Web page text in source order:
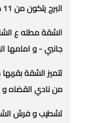
البرج يتكون من 11 دور - الشقة ف الدور العاشر
الشقة مطله ع
جانبي - و امامها
تتميز الشقة
من نادي القضاه و
تشطيب و فرش